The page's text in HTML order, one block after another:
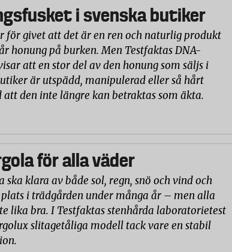
i svenska butiker
för givet att det är en ren och naturlig produkt
honung på burken. Men Testfaktas DNA-
att en stor del av den honung som säljs i
är utspädd, manipulerad eller så hårt
att den inte längre kan betraktas som äkta.
för alla väder
ska klara av både sol, regn, snö och vind och
i trädgården under många år – men alla
lika bra. I Testfaktas stenhårda laboratorietest
slitagetåliga modell tack vare en stabil